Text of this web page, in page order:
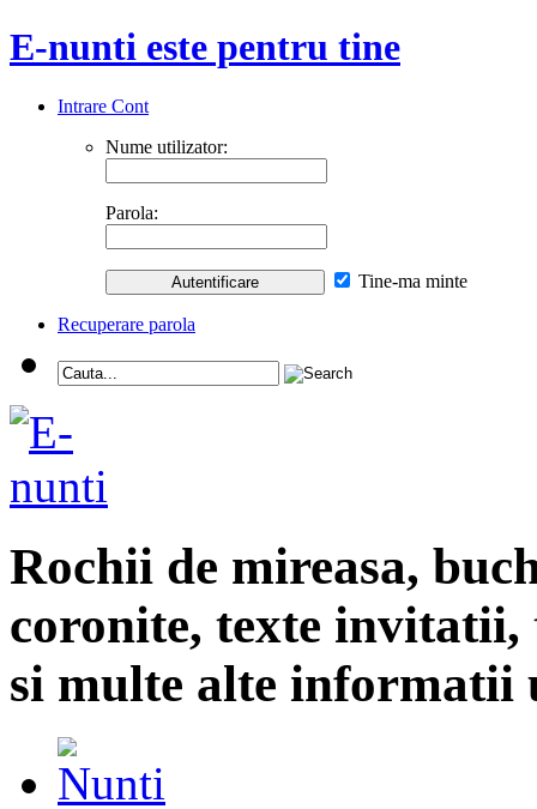
E-nunti este pentru tine
Intrare Cont
Nume utilizator:
Parola:
Tine-ma minte
Recuperare parola
Rochii de mireasa,
coronite, texte
si multe alte informatii